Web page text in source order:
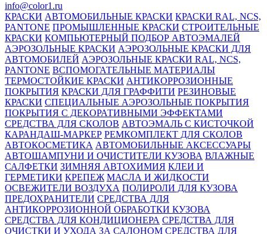
info@color1.ru
КРАСКИ АВТОМОБИЛЬНЫЕ КРАСКИ КРАСКИ RAL, NCS,
PANTONE ПРОМЫШЛЕННЫЕ КРАСКИ СТРОИТЕЛЬНЫЕ
КРАСКИ КОМПЬЮТЕРНЫЙ ПОДБОР АВТОЭМАЛЕЙ
АЭРОЗОЛЬНЫЕ КРАСКИ АЭРОЗОЛЬНЫЕ КРАСКИ ДЛЯ
АВТОМОБИЛЕЙ АЭРОЗОЛЬНЫЕ КРАСКИ RAL, NCS,
PANTONE ВСПОМОГАТЕЛЬНЫЕ МАТЕРИАЛЫ
ТЕРМОСТОЙКИЕ КРАСКИ АНТИКОРРОЗИОННЫЕ
ПОКРЫТИЯ КРАСКИ ДЛЯ ГРАФФИТИ РЕЗИНОВЫЕ
КРАСКИ СПЕЦИАЛЬНЫЕ АЭРОЗОЛЬНЫЕ ПОКРЫТИЯ
ПОКРЫТИЯ С ДЕКОРАТИВНЫМИ ЭФФЕКТАМИ
СРЕДСТВА ДЛЯ СКОЛОВ АВТОЭМАЛЬ С КИСТОЧКОЙ
КАРАНДАШ-МАРКЕР РЕМКОМПЛЕКТ ДЛЯ СКОЛОВ
АВТОКОСМЕТИКА АВТОМОБИЛЬНЫЕ АКСЕССУАРЫ
АВТОШАМПУНИ И ОЧИСТИТЕЛИ КУЗОВА ВЛАЖНЫЕ
САЛФЕТКИ ЗИМНЯЯ АВТОХИМИЯ КЛЕИ И
ГЕРМЕТИКИ КРЕПЕЖ МАСЛА И ЖИДКОСТИ
ОСВЕЖИТЕЛИ ВОЗДУХА ПОЛИРОЛИ ДЛЯ КУЗОВА
ПРЕДОХРАНИТЕЛИ СРЕДСТВА ДЛЯ
АНТИКОРРОЗИОННОЙ ОБРАБОТКИ КУЗОВА
СРЕДСТВА ДЛЯ КОНДИЦИОНЕРА СРЕДСТВА ДЛЯ
ОЧИСТКИ И УХОДА ЗА САЛОНОМ СРЕДСТВА ДЛЯ